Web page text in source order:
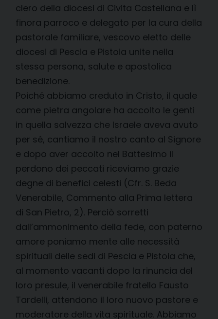
clero della diocesi di Civita Castellana e lì
finora parroco e delegato per la cura della
pastorale familiare, vescovo eletto delle
diocesi di Pescia e Pistoia unite nella
stessa persona, salute e apostolica
benedizione.
Poiché abbiamo creduto in Cristo, il quale
come pietra angolare ha accolto le genti
in quella salvezza che Israele aveva avuto
per sé, cantiamo il nostro canto al Signore
e dopo aver accolto nel Battesimo il
perdono dei peccati riceviamo grazie
degne di benefici celesti (Cfr. S. Beda
Venerabile, Commento alla Prima lettera
di San Pietro, 2). Perciò sorretti
dall’ammonimento della fede, con paterno
amore poniamo mente alle necessità
spirituali delle sedi di Pescia e Pistoia che,
al momento vacanti dopo la rinuncia del
loro presule, il venerabile fratello Fausto
Tardelli, attendono il loro nuovo pastore e
moderatore della vita spirituale. Abbiamo